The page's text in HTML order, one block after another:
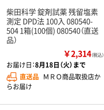
柴田科学 錠剤試薬 残留塩素
測定 DPD法 100入 080540-
504 1箱(100個) 080540（直送
品）
￥2,314（税込）
お届け日：8月18日（火）まで
直送品 ＭＲＯ商品取扱店か
らお届け